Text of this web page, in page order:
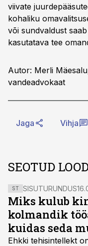
viivate
kohaliku
või sundvaldust
kasutatava tee
Autor: Merli
vandeadvokaat
Jaga Vihja
SEOTUD
ST SISUTURUNDUS
Miks kulub
kolmandik
kuidas seda
Ehkki tehisintellekt